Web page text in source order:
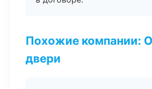
Похожие компании:
двери